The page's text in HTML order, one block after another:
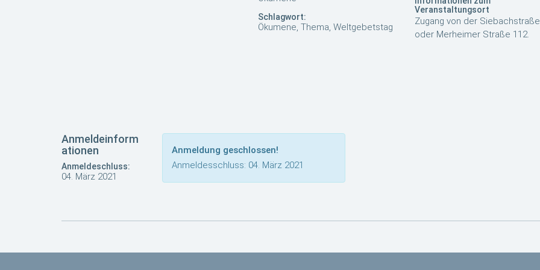
Schlagwort:
Ökumene, Thema, Weltgebetstag
Veranstaltungsort
Zugang von der
oder Merheimer Straße 112.
Anmeldeinform
ationen
Anmeldeschluss:
04. März 2021
Anmeldung geschlossen!
Anmeldesschluss: 04. März 2021